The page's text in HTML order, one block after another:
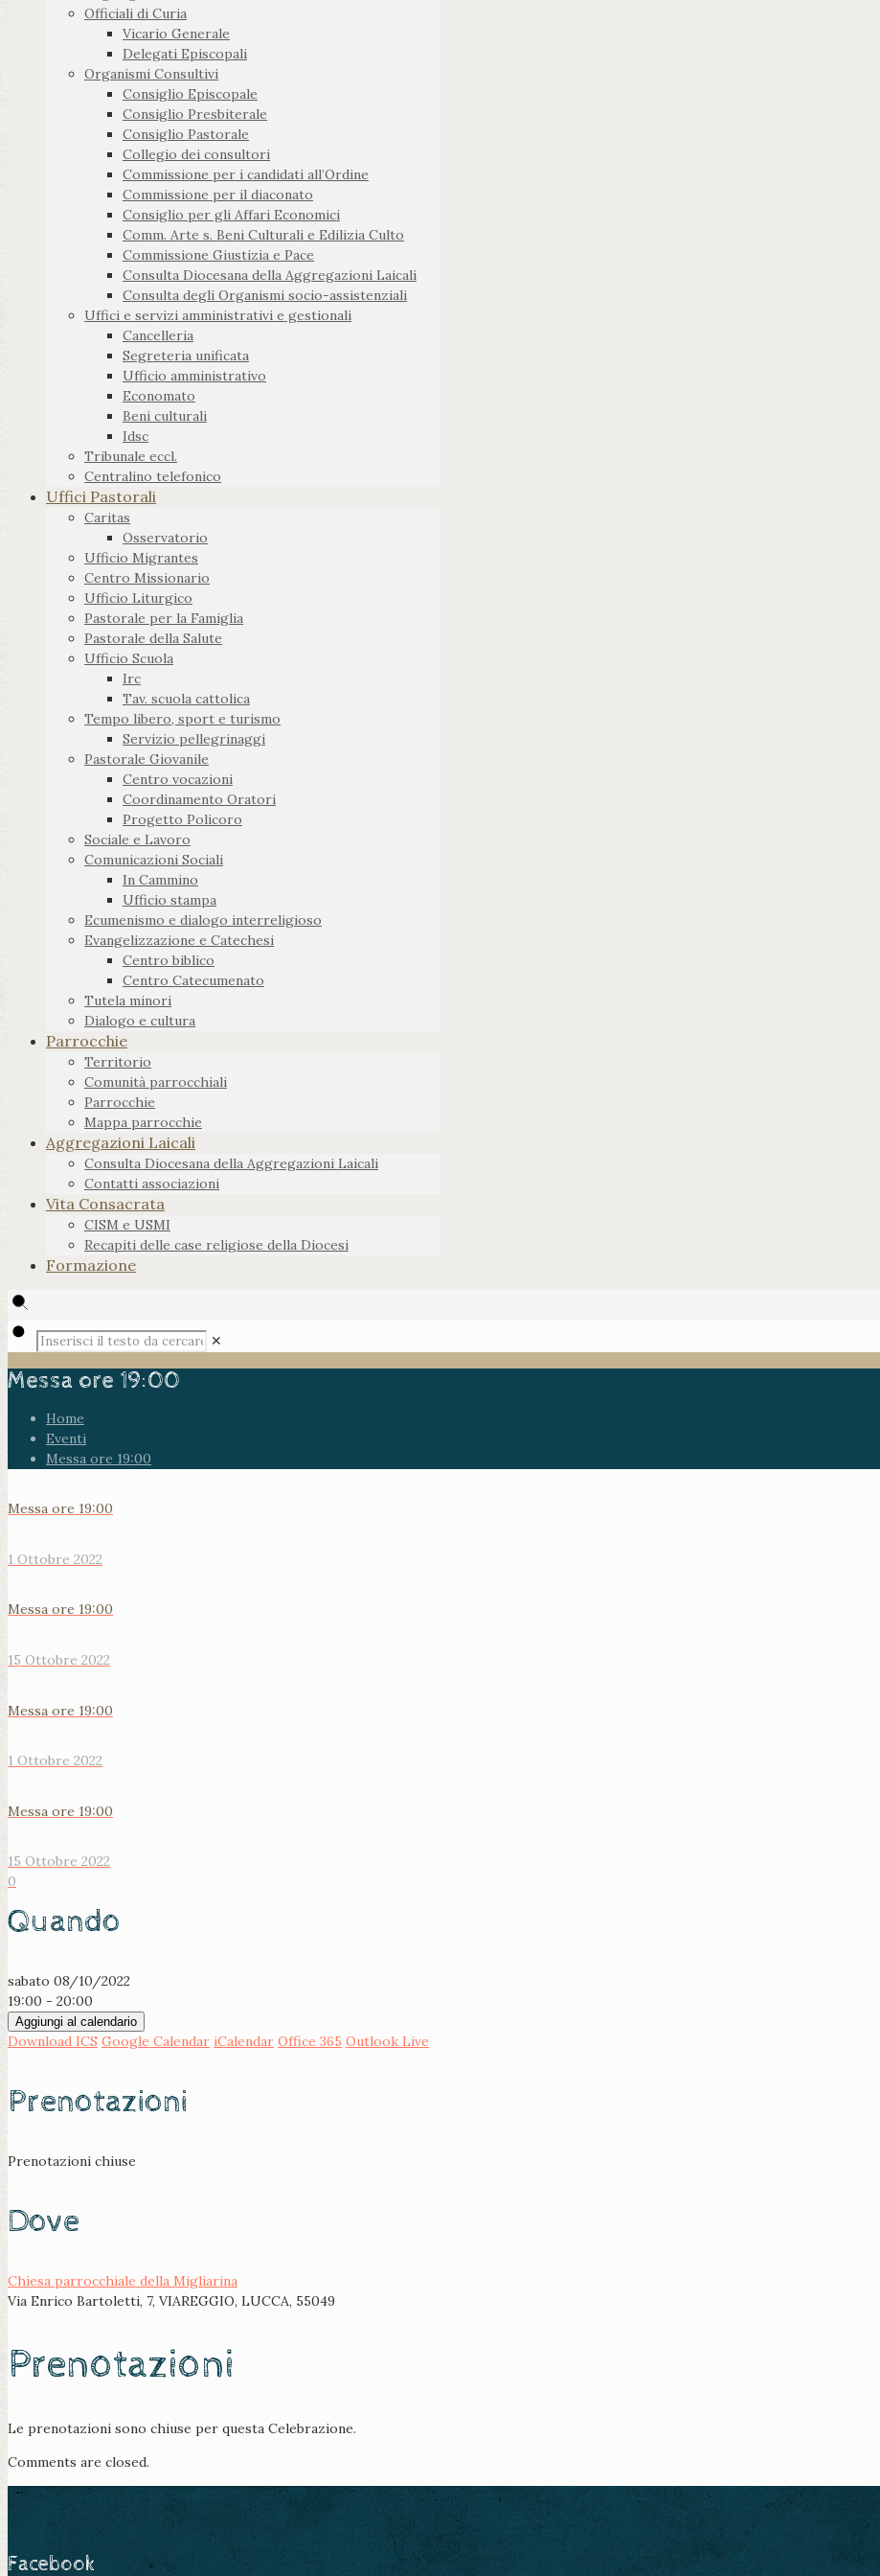
Officiali di Curia
Vicario Generale
Delegati Episcopali
Organismi Consultivi
Consiglio Episcopale
Consiglio Presbiterale
Consiglio Pastorale
Collegio dei consultori
Commissione per i candidati all’Ordine
Commissione per il diaconato
Consiglio per gli Affari Economici
Comm. Arte s. Beni Culturali e Edilizia Culto
Commissione Giustizia e Pace
Consulta Diocesana della Aggregazioni Laicali
Consulta degli Organismi socio-assistenziali
Uffici e servizi amministrativi e gestionali
Cancelleria
Segreteria unificata
Ufficio amministrativo
Economato
Beni culturali
Idsc
Tribunale eccl.
Centralino telefonico
Uffici Pastorali
Caritas
Osservatorio
Ufficio Migrantes
Centro Missionario
Ufficio Liturgico
Pastorale per la Famiglia
Pastorale della Salute
Ufficio Scuola
Irc
Tav. scuola cattolica
Tempo libero, sport e turismo
Servizio pellegrinaggi
Pastorale Giovanile
Centro vocazioni
Coordinamento Oratori
Progetto Policoro
Sociale e Lavoro
Comunicazioni Sociali
In Cammino
Ufficio stampa
Ecumenismo e dialogo interreligioso
Evangelizzazione e Catechesi
Centro biblico
Centro Catecumenato
Tutela minori
Dialogo e cultura
Parrocchie
Territorio
Comunità parrocchiali
Parrocchie
Mappa parrocchie
Aggregazioni Laicali
Consulta Diocesana della Aggregazioni Laicali
Contatti associazioni
Vita Consacrata
CISM e USMI
Recapiti delle case religiose della Diocesi
Formazione
✕
Messa ore 19:00
Home
Eventi
Messa ore 19:00
Messa ore 19:00
1 Ottobre 2022
Messa ore 19:00
15 Ottobre 2022
Messa ore 19:00
1 Ottobre 2022
Messa ore 19:00
15 Ottobre 2022
0
Quando
sabato 08/10/2022
19:00 - 20:00
Aggiungi al calendario
Download ICS Google Calendar iCalendar Office 365 Outlook Live
Prenotazioni
Prenotazioni chiuse
Dove
Chiesa parrocchiale della Migliarina
Via Enrico Bartoletti, 7, VIAREGGIO, LUCCA, 55049
Prenotazioni
Le prenotazioni sono chiuse per questa Celebrazione.
Comments are closed.
Facebook